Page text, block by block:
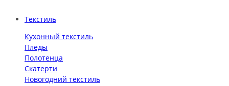
Текстиль
Кухонный текстиль
Пледы
Полотенца
Скатерти
Новогодний текстиль